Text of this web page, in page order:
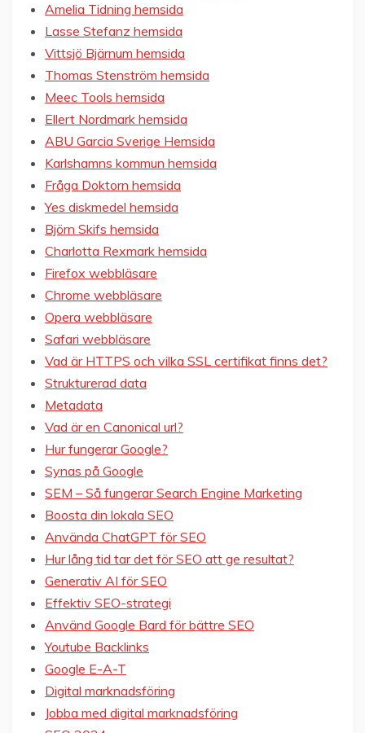
Amelia Tidning hemsida
Lasse Stefanz hemsida
Vittsjö Bjärnum hemsida
Thomas Stenström hemsida
Meec Tools hemsida
Ellert Nordmark hemsida
ABU Garcia Sverige Hemsida
Karlshamns kommun hemsida
Fråga Doktorn hemsida
Yes diskmedel hemsida
Björn Skifs hemsida
Charlotta Rexmark hemsida
Firefox webbläsare
Chrome webbläsare
Opera webbläsare
Safari webbläsare
Vad är HTTPS och vilka SSL certifikat finns det?
Strukturerad data
Metadata
Vad är en Canonical url?
Hur fungerar Google?
Synas på Google
SEM – Så fungerar Search Engine Marketing
Boosta din lokala SEO
Använda ChatGPT för SEO
Hur lång tid tar det för SEO att ge resultat?
Generativ AI för SEO
Effektiv SEO-strategi
Använd Google Bard för bättre SEO
Youtube Backlinks
Google E-A-T
Digital marknadsföring
Jobba med digital marknadsföring